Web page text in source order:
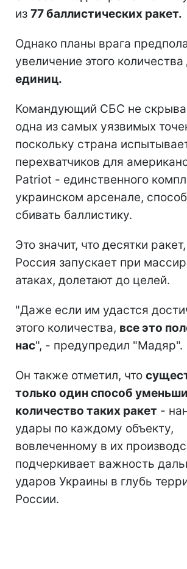
из 77 баллистических ракет.
Однако планы врага
увеличение этого количества
единиц.
Командующий СБС не
одна из самых уязвимых
поскольку страна
перехватчиков для
Patriot - единственного
украинском арсенале,
сбивать баллистику.
Это значит, что десятки
Россия запускает при
атаках, долетают до целей.
"Даже если им удастся
этого количества, все это
нас", - предупредил "Мадяр".
Он также отметил, что
только один способ
количество таких ракет -
удары по каждому объекту,
вовлеченному в их
подчеркивает важность
ударов Украины в глубь
России.